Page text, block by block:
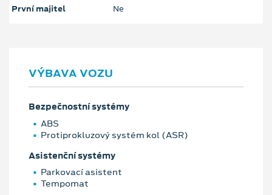
První majitel Ne
VÝBAVA VOZU
Bezpečnostní systémy
ABS
Protiprokluzový systém kol (ASR)
Asistenční systémy
Parkovací asistent
Tempomat